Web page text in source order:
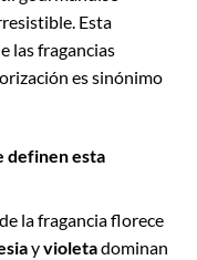
Esta
las fragancias
es sinónimo
definen esta
la fragancia florece
yvioletadominan